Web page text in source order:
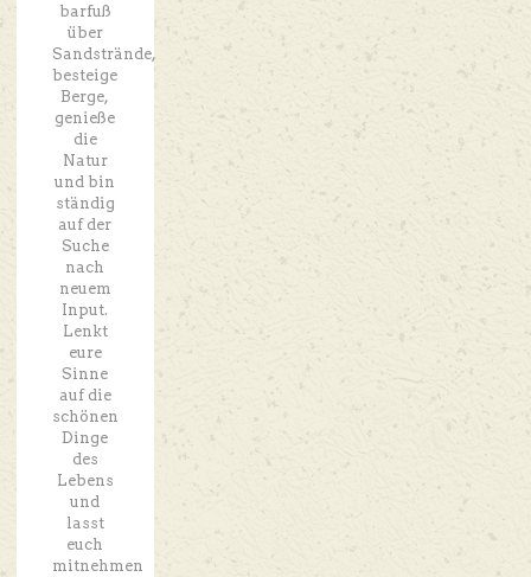
barfuß
über
Sandstrände,
besteige
Berge,
genieße
die
Natur
und bin
ständig
auf der
Suche
nach
neuem
Input.
Lenkt
eure
Sinne
auf die
schönen
Dinge
des
Lebens
und
lasst
euch
mitnehmen